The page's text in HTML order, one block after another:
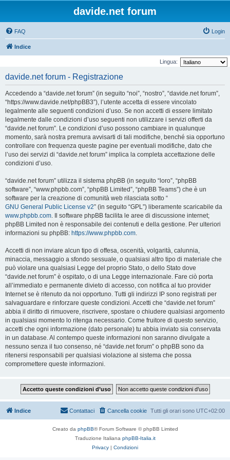
davide.net forum
FAQ Login
Indice
Lingua:
davide.net forum - Registrazione
Accedendo a “davide.net forum” (in seguito “noi”, “nostro”, “davide.net forum”,
“https://www.davide.net/phpBB3”), l’utente accetta di essere vincolato
legalmente alle seguenti condizioni d’uso. Se non accetti di essere limitato
legalmente dalle condizioni d’uso seguenti non utilizzare i servizi offerti da
“davide.net forum”. Le condizioni d’uso possono cambiare in qualunque
momento, sarà nostra premura avvisarti di tali modifiche, benché sia opportuno
controllare con frequenza queste pagine per eventuali modifiche, dato che
l’uso dei servizi di “davide.net forum” implica la completa accettazione delle
condizioni d’uso.
“davide.net forum” utilizza il sistema phpBB (in seguito “loro”, “phpBB
software”, “www.phpbb.com”, “phpBB Limited”, “phpBB Teams”) che è un
software per la creazione di comunità web rilasciata sotto “
GNU General Public License v2” (in seguito “GPL”) liberamente scaricabile da
www.phpbb.com. Il software phpBB facilita le aree di discussione internet;
phpBB Limited non è responsabile dei contenuti e della gestione. Per ulteriori
informazioni su phpBB: https://www.phpbb.com.
Accetti di non inviare alcun tipo di offesa, oscenità, volgarità, calunnia,
minaccia, messaggio a sfondo sessuale, o qualsiasi altro tipo di materiale che
può violare una qualsiasi Legge del proprio Stato, o dello Stato dove
“davide.net forum” è ospitato, o di una Legge internazionale. Fare ciò porta
all’immediato e permanente divieto di accesso, con notifica al tuo provider
Internet se è ritenuto da noi opportuno. Tutti gli indirizzi IP sono registrati per
salvaguardare e rinforzare queste condizioni. Accetti che “davide.net forum”
abbia il diritto di rimuovere, riscrivere, spostare o chiudere qualsiasi argomento
in qualsiasi momento lo ritenga necessario. Come fruitore di questo servizio,
accetti che ogni informazione (dato personale) tu abbia inviato sia conservata
in un database. Al contempo queste informazioni non saranno divulgate a
nessuno senza il tuo consenso, né “davide.net forum” o phpBB sono da
ritenersi responsabili per qualsiasi violazione al sistema che possa
compromettere queste informazioni.
Indice Tutti gli orari sono UTC+02:00
Cancella cookie
Contattaci
Creato da phpBB® Forum Software © phpBB Limited
Traduzione Italiana phpBB-Italia.it
Privacy | Condizioni